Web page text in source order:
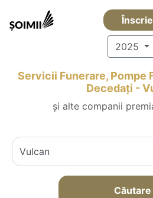
2025
Servicii Funerare, Pompe
Decedați -
și alte companii
Căutare